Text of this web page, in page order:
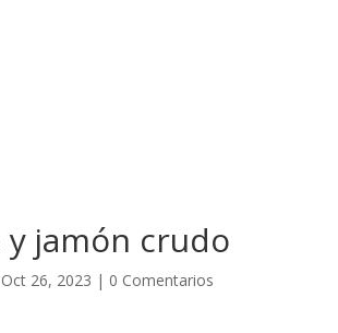
y jamón crudo
Oct 26, 2023 | 0 Comentarios